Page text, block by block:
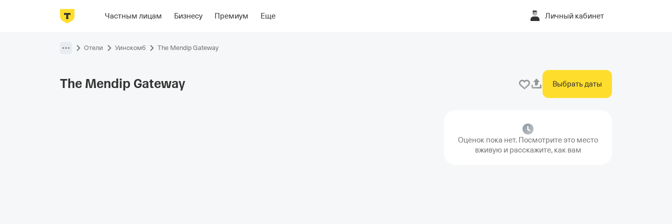
Частным лицам Бизнесу Премиум Еще Личный кабинет
Фотографии НомераРасположениеОб отеле
Отели Уинскомб The Mendip Gateway
The Mendip Gateway Выбрать даты
Оценок пока нет. Посмотрите это место
вживую и расскажите, как вам